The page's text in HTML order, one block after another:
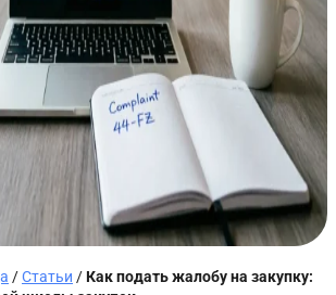
/Статьи /Как подать жалобу на закупку: